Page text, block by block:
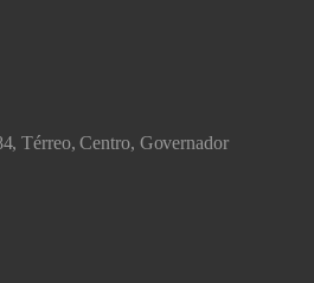
Térreo, Centro, Governador